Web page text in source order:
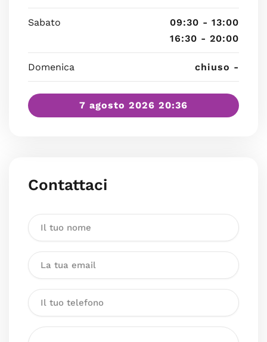
Sabato
09:30 - 13:00
16:30 - 20:00
Domenica chiuso -
7 agosto 2026 20:36
Contattaci